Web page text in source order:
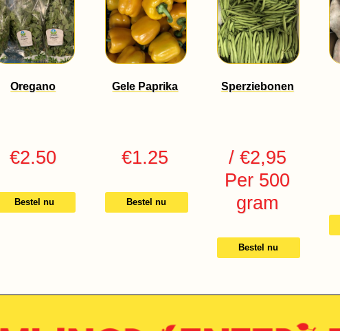
Oregano
€2.50
Bestel nu
Gele Paprika
€1.25
Bestel nu
Sperziebonen
/ €2,95
Per 500
gram
Bestel nu